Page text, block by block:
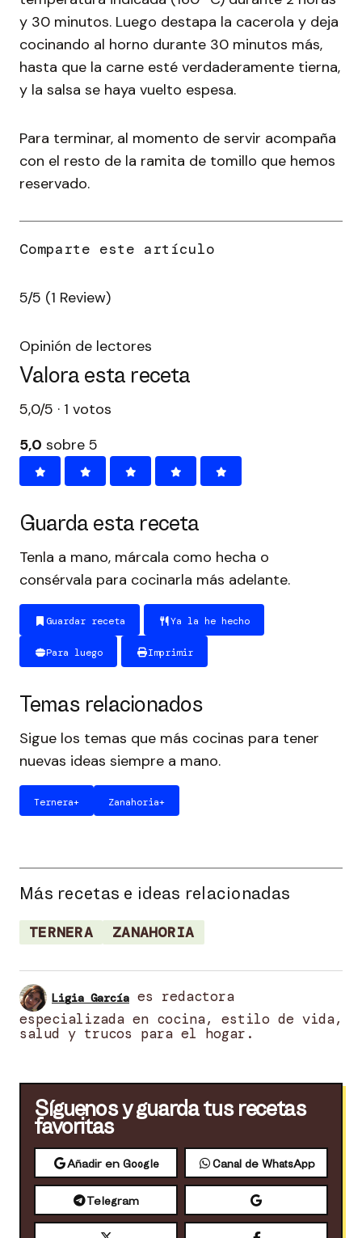
y 30 minutos. Luego destapa la cacerola y deja
cocinando al horno durante 30 minutos más,
hasta que la carne esté verdaderamente tierna,
y la salsa se haya vuelto espesa.
Para terminar, al momento de servir acompaña
con el resto de la ramita de tomillo que hemos
reservado.
5/5 (1 Review)
Opinión de lectores
Valora esta receta
5,0/5 · 1 votos
5,0 sobre 5
Guarda esta receta
Tenla a mano, márcala como hecha o
consérvala para cocinarla más adelante.
Guardar receta Ya la he hecho
Para luego Imprimir
Temas relacionados
Sigue los temas que más cocinas para tener
nuevas ideas siempre a mano.
Ternera+ Zanahoria+
Más recetas e ideas relacionadas
TERNERA ZANAHORIA
Ligia García es redactora
especializada en cocina, estilo de vida,
salud y trucos para el hogar.
Síguenos y guarda tus recetas
favoritas
Añadir en Google Canal de WhatsApp
Telegram